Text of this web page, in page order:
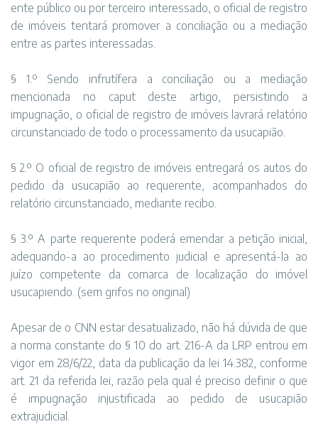
ente público ou por terceiro interessado, o oficial de registro
de imóveis tentará promover a conciliação ou a mediação
entre as partes interessadas.
§ 1.º Sendo infrutífera a conciliação ou a mediação
mencionada no caput deste artigo, persistindo a
impugnação, o oficial de registro de imóveis lavrará relatório
circunstanciado de todo o processamento da usucapião.
§ 2.º O oficial de registro de imóveis entregará os autos do
pedido da usucapião ao requerente, acompanhados do
relatório circunstanciado, mediante recibo.
§ 3.º A parte requerente poderá emendar a petição inicial,
adequando-a ao procedimento judicial e apresentá-la ao
juízo competente da comarca de localização do imóvel
usucapiendo. (sem grifos no original)
Apesar de o CNN estar desatualizado, não há dúvida de que
a norma constante do § 10 do art. 216-A da LRP entrou em
vigor em 28/6/22, data da publicação da lei 14.382, conforme
art. 21 da referida lei, razão pela qual é preciso definir o que
é impugnação injustificada ao pedido de usucapião
extrajudicial.